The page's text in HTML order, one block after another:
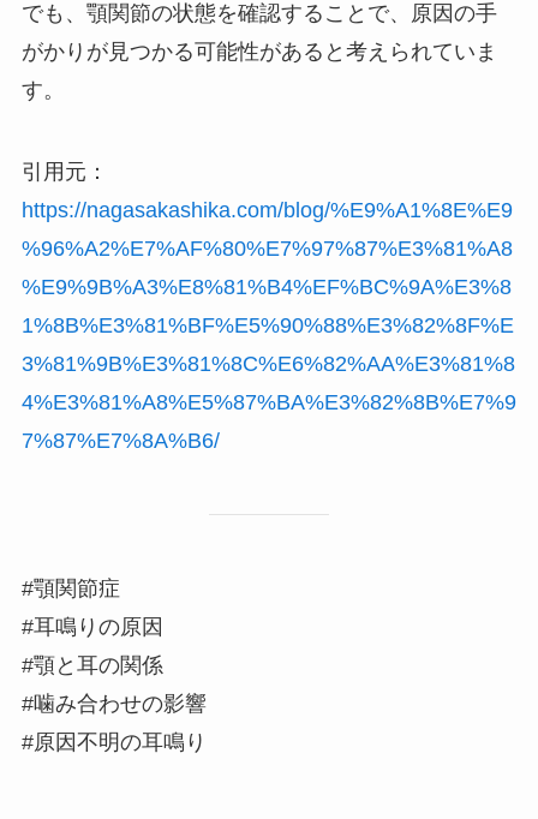
でも、顎関節の状態を確認することで、原因の手
がかりが見つかる可能性があると考えられていま
す。
引用元：
https://nagasakashika.com/blog/%E9%A1%8E%E9
%96%A2%E7%AF%80%E7%97%87%E3%81%A8
%E9%9B%A3%E8%81%B4%EF%BC%9A%E3%8
1%8B%E3%81%BF%E5%90%88%E3%82%8F%E
3%81%9B%E3%81%8C%E6%82%AA%E3%81%8
4%E3%81%A8%E5%87%BA%E3%82%8B%E7%9
7%87%E7%8A%B6/
#顎関節症
#耳鳴りの原因
#顎と耳の関係
#噛み合わせの影響
#原因不明の耳鳴り